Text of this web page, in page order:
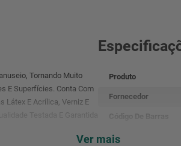
Tornando Muito
E Superfícies. Conta Com
Látex E Acrílica, Verniz E
Testada E Garantida
Produto
Fornecedor
Referência
Ver mais